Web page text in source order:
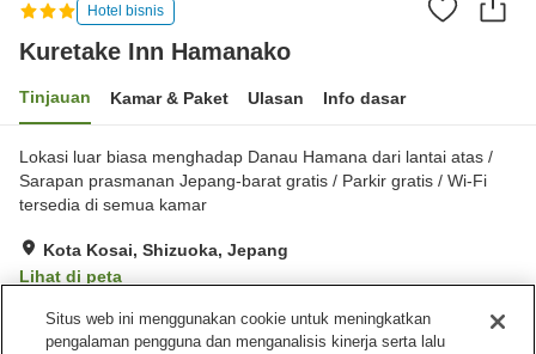
Hotel bisnis
Kuretake Inn Hamanako
Tinjauan Kamar & Paket Ulasan Info dasar
Lokasi luar biasa menghadap Danau Hamana dari lantai atas /
Sarapan prasmanan Jepang-barat gratis / Parkir gratis / Wi-Fi
tersedia di semua kamar
Kota Kosai, Shizuoka, Jepang
Lihat di peta
Sangat baik Ulasan:388
Situs web ini menggunakan cookie untuk meningkatkan
pengalaman pengguna dan menganalisis kinerja serta lalu